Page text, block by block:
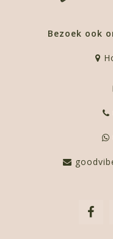
Bezoek ook